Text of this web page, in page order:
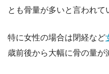
とも骨量が多いと言われて
特に女性の場合は閉経など
歳前後から大幅に骨の量が